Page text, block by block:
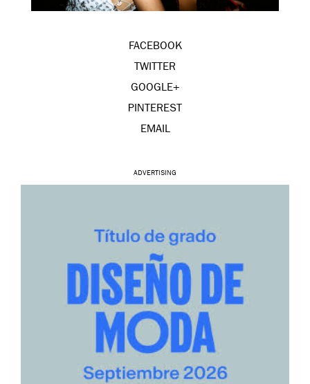
FACEBOOK
TWITTER
GOOGLE+
PINTEREST
EMAIL
ADVERTISING